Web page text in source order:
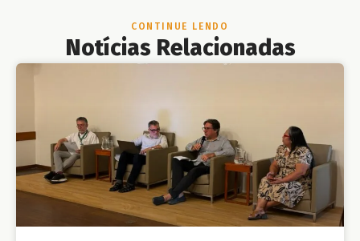
CONTINUE LENDO
Notícias Relacionadas